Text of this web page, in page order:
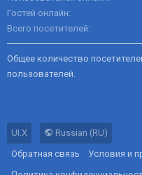
Гостей онлайн
Всего посетителей
Общее количество
пользователей.
UI.X
Russian (RU)
Обратная связь
Условия и